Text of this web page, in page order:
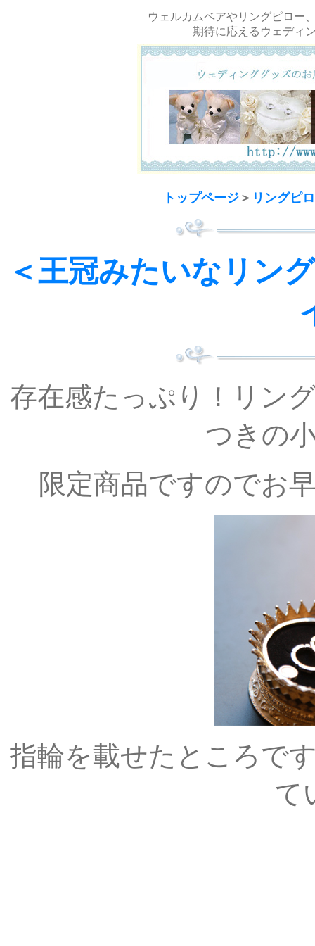
ウェルカムベアやリングピロー
期待に応えるウェディ
トップページ ＞ リングピ
＜王冠みたいなリン
存在感たっぷり！リン
つきの
限定商品ですのでお
指輪を載せたところで
て